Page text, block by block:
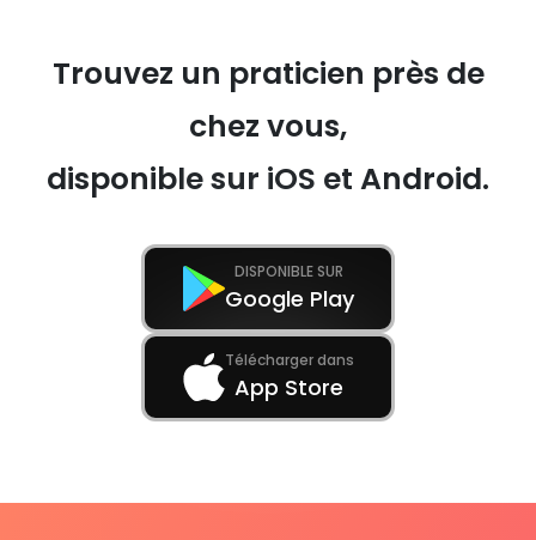
Trouvez un praticien près de
chez vous,
disponible sur iOS et Android.
DISPONIBLE SUR
Google Play
Télécharger dans
App Store